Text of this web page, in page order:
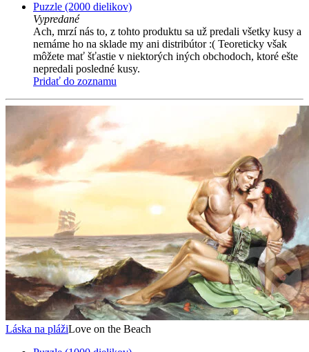
Puzzle (2000 dielikov)
Vypredané
Ach, mrzí nás to, z tohto produktu sa už predali všetky kusy a
nemáme ho na sklade my ani distribútor :( Teoreticky však
môžete mať šťastie v niektorých iných obchodoch, ktoré ešte
nepredali posledné kusy.
Pridať do zoznamu
Láska na plážiLove on the Beach